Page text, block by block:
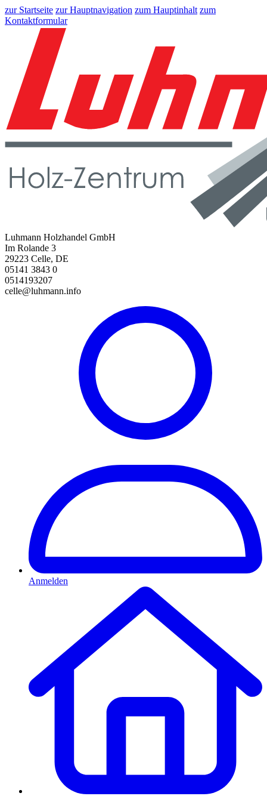
zur Startseite zur Hauptnavigation zum Hauptinhalt zum
Kontaktformular
Luhmann Holzhandel GmbH
Im Rolande 3
29223 Celle, DE
05141 3843 0
0514193207
celle@luhmann.info
Anmelden